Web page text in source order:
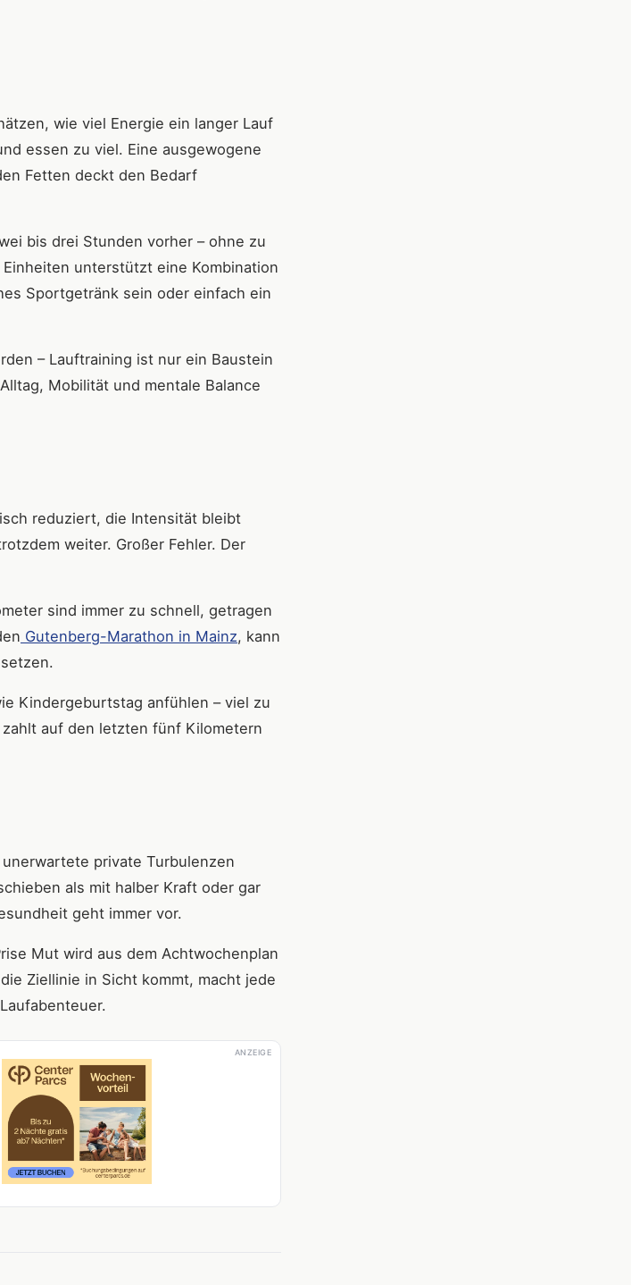
wie viel Energie ein langer Lauf
essen zu viel. Eine ausgewogene
Fetten deckt den Bedarf
bis drei Stunden vorher – ohne zu
unterstützt eine Kombination
Sportgetränk sein oder einfach ein
– Lauftraining ist nur ein Baustein
Mobilität und mentale Balance
reduziert, die Intensität bleibt
weiter. Großer Fehler. Der
sind immer zu schnell, getragen
Gutenberg-Marathon in Mainz, kann
Kindergeburtstag anfühlen – viel zu
auf den letzten fünf Kilometern
private Turbulenzen
als mit halber Kraft oder gar
geht immer vor.
Mut wird aus dem Achtwochenplan
Ziellinie in Sicht kommt, macht jede
ANZEIGE